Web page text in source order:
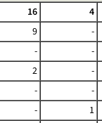
16 4
9 -
- -
2 -
- -
- 1